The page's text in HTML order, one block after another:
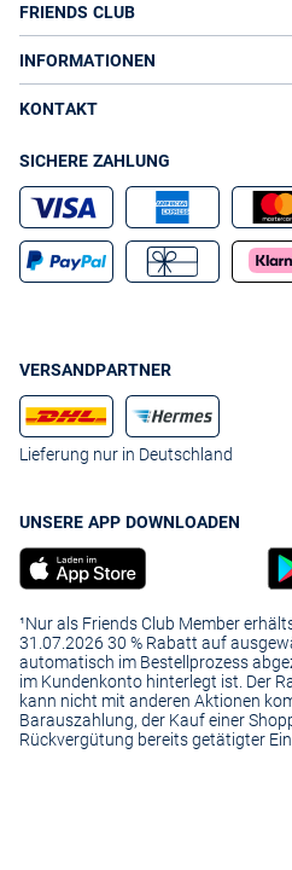
FRIENDS CLUB
INFORMATIONEN
KONTAKT
SICHERE ZAHLUNG
VERSANDPARTNER
Lieferung nur in Deutschland
UNSERE APP DOWNLOADEN
¹Nur als Friends Club Member
31.07.2026 30 % Rabatt auf
automatisch im Bestellprozess
im Kundenkonto hinterlegt ist. Der
kann nicht mit anderen Aktionen
Barauszahlung, der Kauf einer
Rückvergütung bereits getätigter